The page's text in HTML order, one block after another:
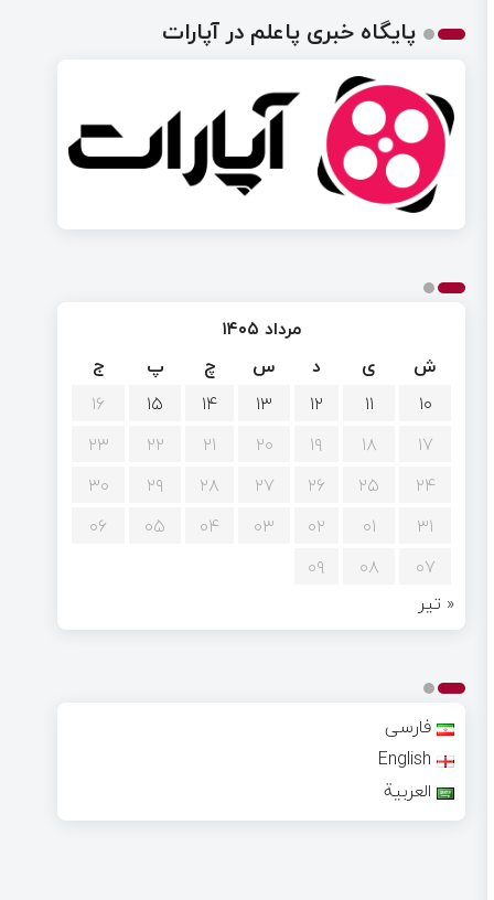
پایگاه خبری پاعلم در آپارات
مرداد ۱۴۰۵
ش
ی د س چ پ
ج
۱۰
۱۱ ۱۲ ۱۳ ۱۴ ۱۵
۱۶
۱۷
۱۸ ۱۹ ۲۰ ۲۱ ۲۲
۲۳
۲۴
۲۵ ۲۶ ۲۷ ۲۸ ۲۹
۳۰
۳۱
۰۱ ۰۲ ۰۳ ۰۴ ۰۵
۰۶
۰۷
۰۸
۰۹
« تیر
فارسی
English
العربية